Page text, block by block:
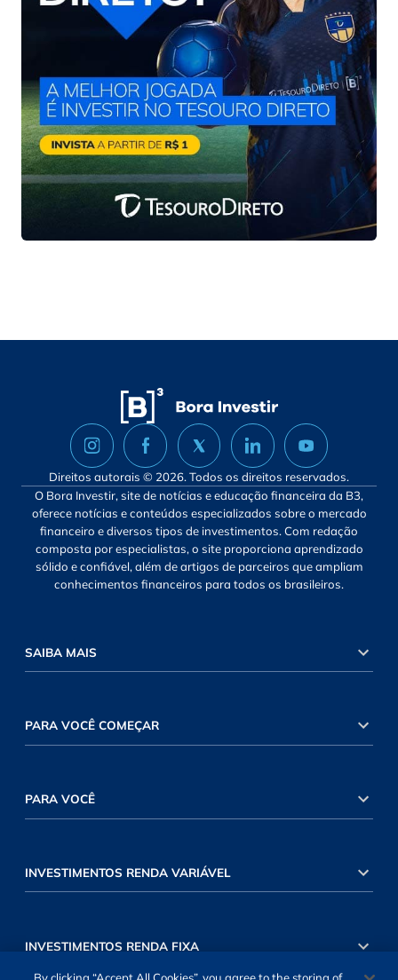
Direitos autorais © 2026. Todos os direitos reservados.
O Bora Investir, site de notícias e educação financeira da B3,
oferece notícias e conteúdos especializados sobre o mercado
financeiro e diversos tipos de investimentos. Com redação
composta por especialistas, o site proporciona aprendizado
sólido e confiável, além de artigos de parceiros que ampliam
conhecimentos financeiros para todos os brasileiros.
SAIBA MAIS
PARA VOCÊ COMEÇAR
PARA VOCÊ
INVESTIMENTOS RENDA VARIÁVEL
INVESTIMENTOS RENDA FIXA